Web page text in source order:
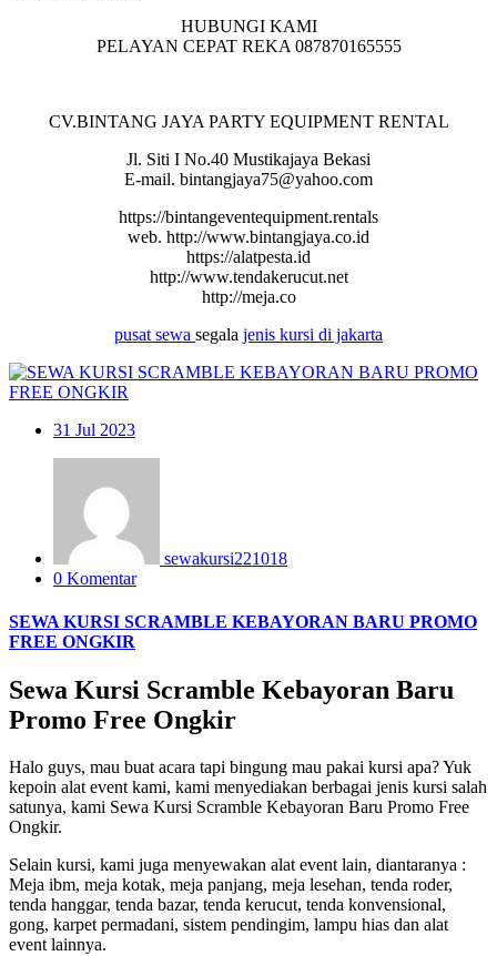
HUBUNGI KAMI
PELAYAN CEPAT REKA 087870165555
CV.BINTANG JAYA PARTY EQUIPMENT RENTAL
Jl. Siti I No.40 Mustikajaya Bekasi
E-mail. bintangjaya75@yahoo.com
https://bintangeventequipment.rentals
web. http://www.bintangjaya.co.id
https://alatpesta.id
http://www.tendakerucut.net
http://meja.co
pusat sewa segala jenis kursi di jakarta
31 Jul 2023
sewakursi221018
0 Komentar
SEWA KURSI SCRAMBLE KEBAYORAN BARU PROMO
FREE ONGKIR
Sewa Kursi Scramble Kebayoran Baru
Promo Free Ongkir
Halo guys, mau buat acara tapi bingung mau pakai kursi apa? Yuk
kepoin alat event kami, kami menyediakan berbagai jenis kursi salah
satunya, kami Sewa Kursi Scramble Kebayoran Baru Promo Free
Ongkir.
Selain kursi, kami juga menyewakan alat event lain, diantaranya :
Meja ibm, meja kotak, meja panjang, meja lesehan, tenda roder,
tenda hanggar, tenda bazar, tenda kerucut, tenda konvensional,
gong, karpet permadani, sistem pendingim, lampu hias dan alat
event lainnya.